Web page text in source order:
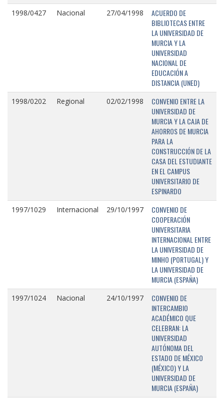
1998/0427 Nacional 27/04/1998
ACUERDO DE
BIBLIOTECAS ENTRE
LA UNIVERSIDAD DE
MURCIA Y LA
UNIVERSIDAD
NACIONAL DE
EDUCACIÓN A
DISTANCIA (UNED)
1998/0202 Regional 02/02/1998
CONVENIO ENTRE LA
UNIVERSIDAD DE
MURCIA Y LA CAJA DE
AHORROS DE MURCIA
PARA LA
CONSTRUCCIÓN DE LA
CASA DEL ESTUDIANTE
EN EL CAMPUS
UNIVERSITARIO DE
ESPINARDO
1997/1029 Internacional 29/10/1997
CONVENIO DE
COOPERACIÓN
UNIVERSITARIA
INTERNACIONAL ENTRE
LA UNIVERSIDAD DE
MINHO (PORTUGAL) Y
LA UNIVERSIDAD DE
MURCIA (ESPAÑA)
1997/1024 Nacional 24/10/1997
CONVENIO DE
INTERCAMBIO
ACADÉMICO QUE
CELEBRAN: LA
UNIVERSIDAD
AUTÓNOMA DEL
ESTADO DE MÉXICO
(MÉXICO) Y LA
UNIVERSIDAD DE
MURCIA (ESPAÑA)